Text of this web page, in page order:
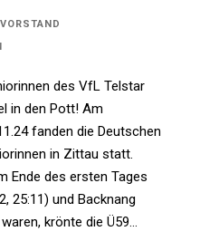
VORSTAND
des VfL Telstar
in den Pott! Am
fanden die Deutschen
in Zittau statt.
Ende des ersten Tages
25:11) und Backnang
krönte die Ü59...